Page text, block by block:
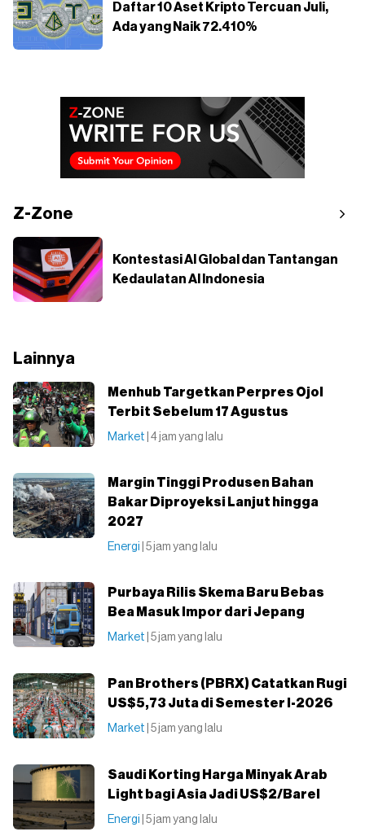
Daftar 10 Aset Kripto Tercuan Juli,
Ada yang Naik 72.410%
Z-Zone
Kontestasi AI Global dan Tantangan
Kedaulatan AI Indonesia
Lainnya
Menhub Targetkan Perpres Ojol
Terbit Sebelum 17 Agustus
Market | 4 jam yang lalu
Margin Tinggi Produsen Bahan
Bakar Diproyeksi Lanjut hingga
2027
Energi | 5 jam yang lalu
Purbaya Rilis Skema Baru Bebas
Bea Masuk Impor dari Jepang
Market | 5 jam yang lalu
Pan Brothers (PBRX) Catatkan Rugi
US$5,73 Juta di Semester I-2026
Market | 5 jam yang lalu
Saudi Korting Harga Minyak Arab
Light bagi Asia Jadi US$2/Barel
Energi | 5 jam yang lalu